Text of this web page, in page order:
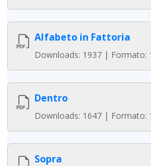
Alfabeto in Fattoria
Downloads: 1937 | Formato:
Dentro
Downloads: 1647 | Formato:
Sopra